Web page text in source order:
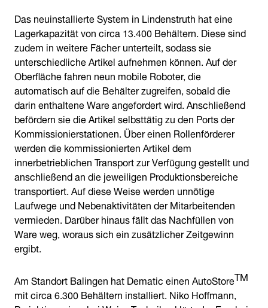
Das neuinstallierte System in Lindenstruth hat eine
Lagerkapazität von circa 13.400 Behältern. Diese sind
zudem in weitere Fächer unterteilt, sodass sie
unterschiedliche Artikel aufnehmen können. Auf der
Oberfläche fahren neun mobile Roboter, die
automatisch auf die Behälter zugreifen, sobald die
darin enthaltene Ware angefordert wird. Anschließend
befördern sie die Artikel selbsttätig zu den Ports der
Kommissionierstationen. Über einen Rollenförderer
werden die kommissionierten Artikel dem
innerbetrieblichen Transport zur Verfügung gestellt und
anschließend an die jeweiligen Produktionsbereiche
transportiert. Auf diese Weise werden unnötige
Laufwege und Nebenaktivitäten der Mitarbeitenden
vermieden. Darüber hinaus fällt das Nachfüllen von
Ware weg, woraus sich ein zusätzlicher Zeitgewinn
ergibt.
Am Standort Balingen hat Dematic einen AutoStoreTM
mit circa 6.300 Behältern installiert. Niko Hoffmann,